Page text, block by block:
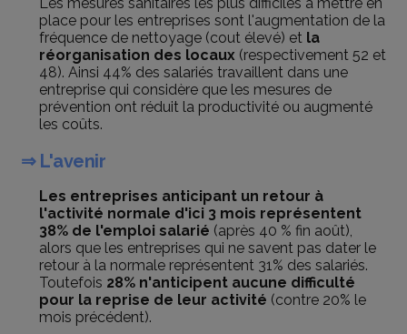
place pour les entreprises sont l'augmentation de la
fréquence de nettoyage (cout élevé) et la
réorganisation des locaux (respectivement 52 et
48). Ainsi 44% des salariés travaillent dans une
entreprise qui considère que les mesures de
prévention ont réduit la productivité ou augmenté
les coûts.
⇒ L'avenir
Les entreprises anticipant un retour à
l'activité normale d'ici 3 mois représentent
38% de l'emploi salarié (après 40 % fin août),
alors que les entreprises qui ne savent pas dater le
retour à la normale représentent 31% des salariés.
Toutefois 28% n'anticipent aucune difficulté
pour la reprise de leur activité (contre 20% le
mois précédent).